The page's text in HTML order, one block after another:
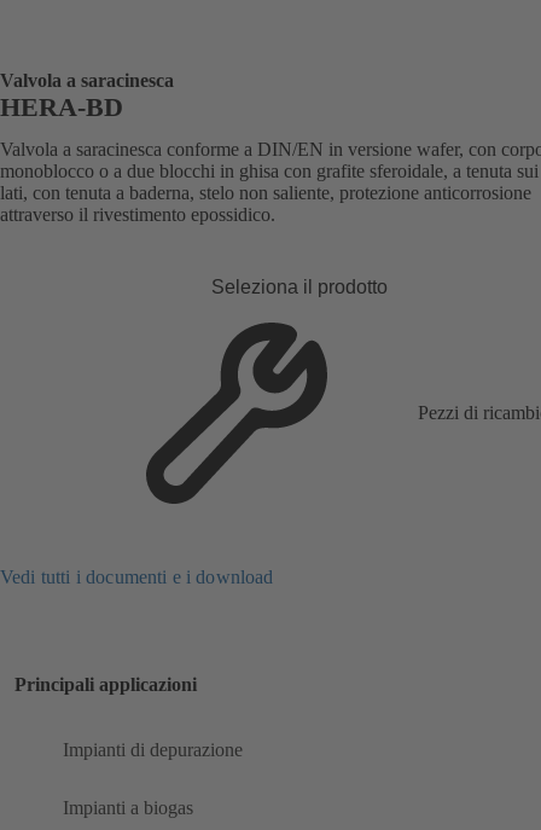
Valvola a saracinesca
HERA-BD
Valvola a saracinesca conforme a DIN/EN in versione wafer, con
monoblocco o a due blocchi in ghisa con grafite sferoidale, a tenuta
lati, con tenuta a baderna, stelo non saliente, protezione anticorrosione
attraverso il rivestimento epossidico.
Seleziona il prodotto
Pezzi di
Vedi tutti i documenti e i download
Principali applicazioni
Impianti di depurazione
Impianti a biogas